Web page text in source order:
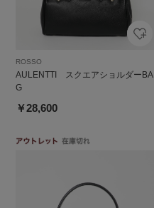
ROSSO
AULENTTI スクエアショルダーBA
G
￥28,600